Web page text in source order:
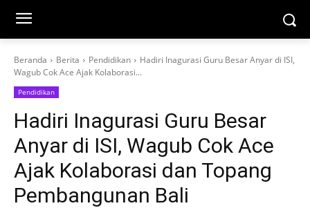
Beranda Berita Pendidikan
Hadiri Inagurasi Guru Besar Anyar di ISI,
Wagub Cok Ace Ajak Kolaborasi...
Pendidikan
Hadiri Inagurasi Guru Besar
Anyar di ISI, Wagub Cok Ace
Ajak Kolaborasi dan Topang
Pembangunan Bali